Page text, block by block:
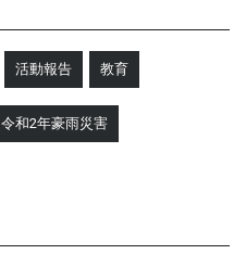
活動報告 教育
令和2年豪雨災害